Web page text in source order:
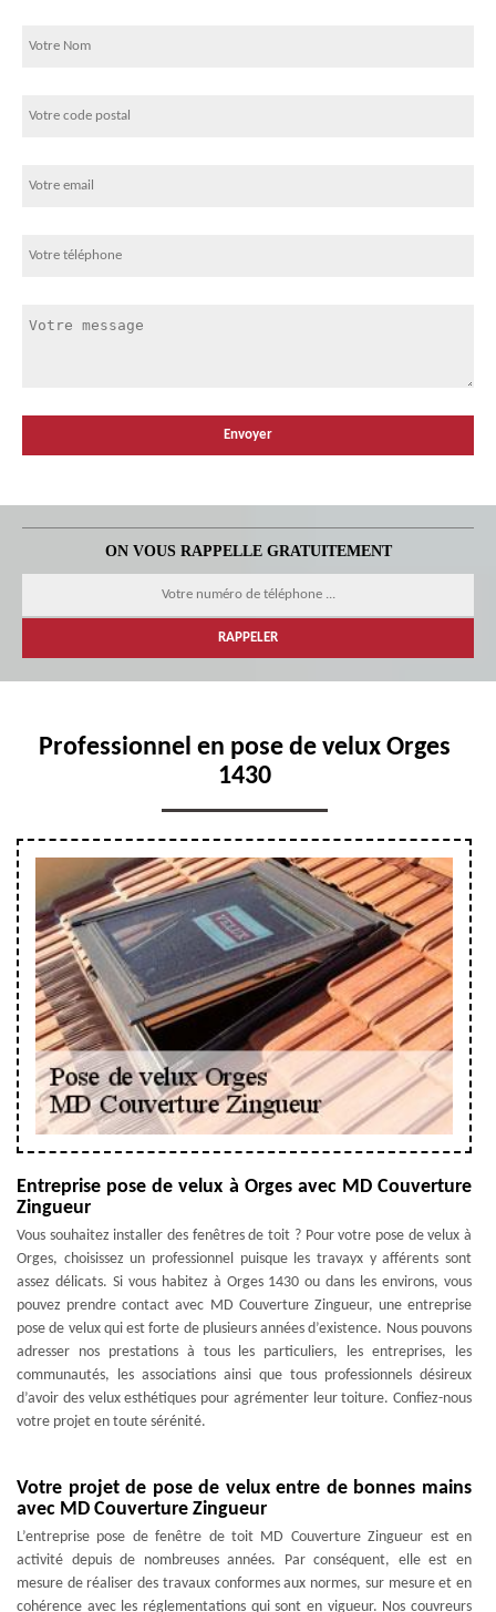
ON VOUS RAPPELLE GRATUITEMENT
Professionnel en pose de velux Orges
1430
Entreprise pose de velux à Orges avec MD Couverture
Zingueur
Vous souhaitez installer des fenêtres de toit ? Pour votre pose de velux à
Orges, choisissez un professionnel puisque les travayx y afférents sont
assez délicats. Si vous habitez à Orges 1430 ou dans les environs, vous
pouvez prendre contact avec MD Couverture Zingueur, une entreprise
pose de velux qui est forte de plusieurs années d’existence. Nous pouvons
adresser nos prestations à tous les particuliers, les entreprises, les
communautés, les associations ainsi que tous professionnels désireux
d’avoir des velux esthétiques pour agrémenter leur toiture. Confiez-nous
votre projet en toute sérénité.
Votre projet de pose de velux entre de bonnes mains
avec MD Couverture Zingueur
L’entreprise pose de fenêtre de toit MD Couverture Zingueur est en
activité depuis de nombreuses années. Par conséquent, elle est en
mesure de réaliser des travaux conformes aux normes, sur mesure et en
cohérence avec les réglementations qui sont en vigueur. Nos couvreurs